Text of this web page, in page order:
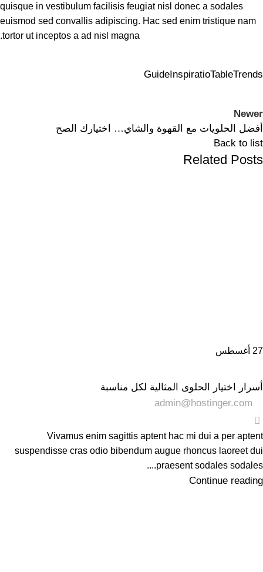
quisque in vestibulum facilisis feugiat nisl donec a sodales
euismod sed convallis adipiscing. Hac sed enim tristique nam
tortor ut inceptos a ad nisl magna.
GuideInspiratioTableTrends
Newer
أفضل الحلويات مع القهوة والشاي… اختيارك الصح
Back to list
Related Posts
27 أغسطس
أسرار اختيار الحلوى المثالية لكل مناسبة
admin@hostinger.com
0
Vivamus enim sagittis aptent hac mi dui a per aptent
suspendisse cras odio bibendum augue rhoncus laoreet dui
praesent sodales sodales....
Continue reading